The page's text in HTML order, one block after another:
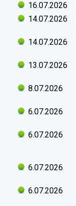
16.07.2026
14.07.2026
14.07.2026
13.07.2026
8.07.2026
6.07.2026
6.07.2026
6.07.2026
6.07.2026